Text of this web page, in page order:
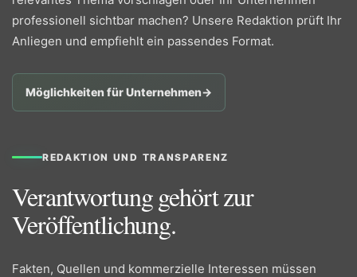
professionell sichtbar machen? Unsere Redaktion prüft Ihr
Anliegen und empfiehlt ein passendes Format.
Möglichkeiten für Unternehmen→
REDAKTION UND TRANSPARENZ
Verantwortung gehört zur
Veröffentlichung.
Fakten, Quellen und kommerzielle Interessen müssen